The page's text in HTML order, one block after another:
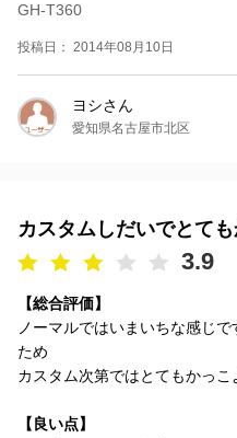
GH-T360
投稿日： 2014年08月10日
ヨシさん
愛知県名古屋市北区
カスタムしだいでとて
3.9
【総合評価】
ノーマルではいまいちな感じ
ため
カスタム次第ではとてもかっこ
【良い点】